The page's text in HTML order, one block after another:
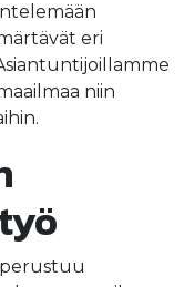
eri
niin